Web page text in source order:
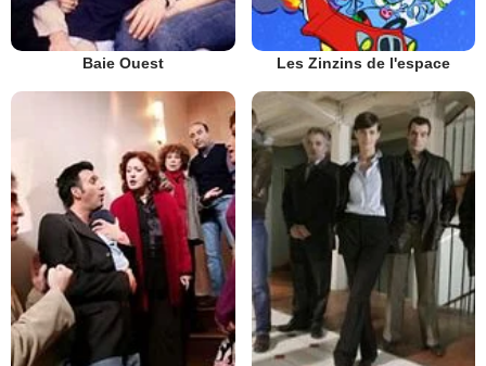
Baie Ouest Les Zinzins de l'espace